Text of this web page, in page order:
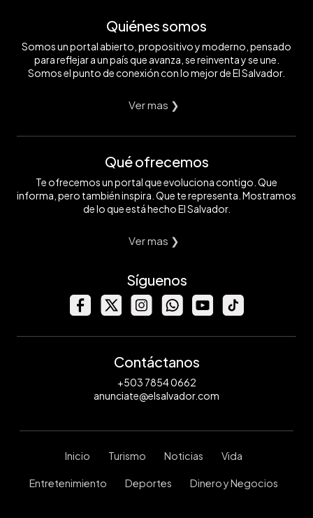
Quiénes somos
Somos un portal abierto, propositivo y moderno, pensado
para reflejar a un país que avanza, se reinventa y se une.
Somos el punto de conexión con lo mejor de El Salvador.
Ver mas ❯
Qué ofrecemos
Te ofrecemos un portal que evoluciona contigo. Que
informa, pero también inspira. Que te representa. Mostramos
de lo que está hecho El Salvador.
Ver mas ❯
Síguenos
Contáctanos
+503 7854 0662
anunciate@elsalvador.com
Inicio Turismo Noticias Vida
Entretenimiento Deportes Dinero y Negocios